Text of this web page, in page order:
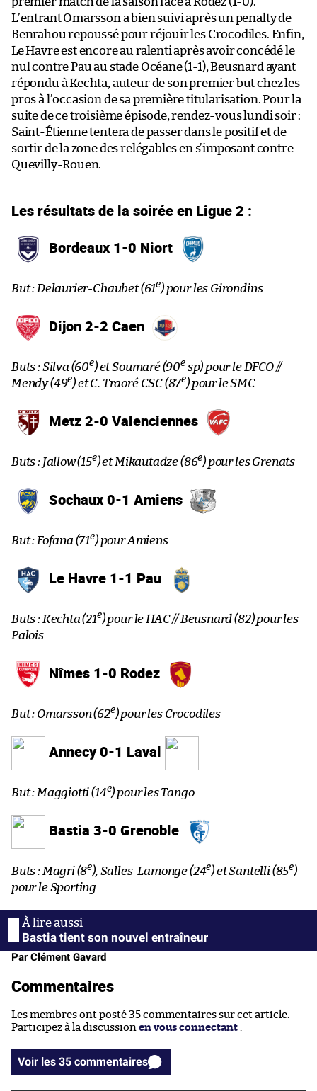
L’entrant Omarsson a bien suivi après un penalty de
Benrahou repoussé pour réjouir les Crocodiles. Enfin,
Le Havre est encore au ralenti après avoir concédé le
nul contre Pau au stade Océane (1-1), Beusnard ayant
répondu à Kechta, auteur de son premier but chez les
pros à l’occasion de sa première titularisation. Pour la
suite de ce troisième épisode, rendez-vous lundi soir :
Saint-Étienne tentera de passer dans le positif et de
sortir de la zone des relégables en s’imposant contre
Quevilly-Rouen.
Les résultats de la soirée en Ligue 2 :
Bordeaux 1-0 Niort
But : Delaurier-Chaubet (61e) pour les Girondins
Dijon 2-2 Caen
Buts : Silva (60e) et Soumaré (90esp) pour le DFCO //
Mendy (49e) et C. Traoré CSC (87e) pour le SMC
Metz 2-0 Valenciennes
Buts : Jallow (15e) et Mikautadze (86e) pour les Grenats
Sochaux 0-1 Amiens
But : Fofana (71e) pour Amiens
Le Havre 1-1 Pau
Buts : Kechta (21e) pour le HAC // Beusnard (82) pour les
Palois
Nîmes 1-0 Rodez
But : Omarsson (62e) pour les Crocodiles
Annecy 0-1 Laval
But : Maggiotti (14e) pour les Tango
Bastia 3-0 Grenoble
Buts : Magri (8e), Salles-Lamonge (24e) et Santelli (85e)
pour le Sporting
Bastia tient son nouvel entraîneur
Par Clément Gavard
Commentaires
Les membres ont posté 35 commentaires sur cet article.
Participez à la discussion en vous connectant
Voir les 35 commentaires